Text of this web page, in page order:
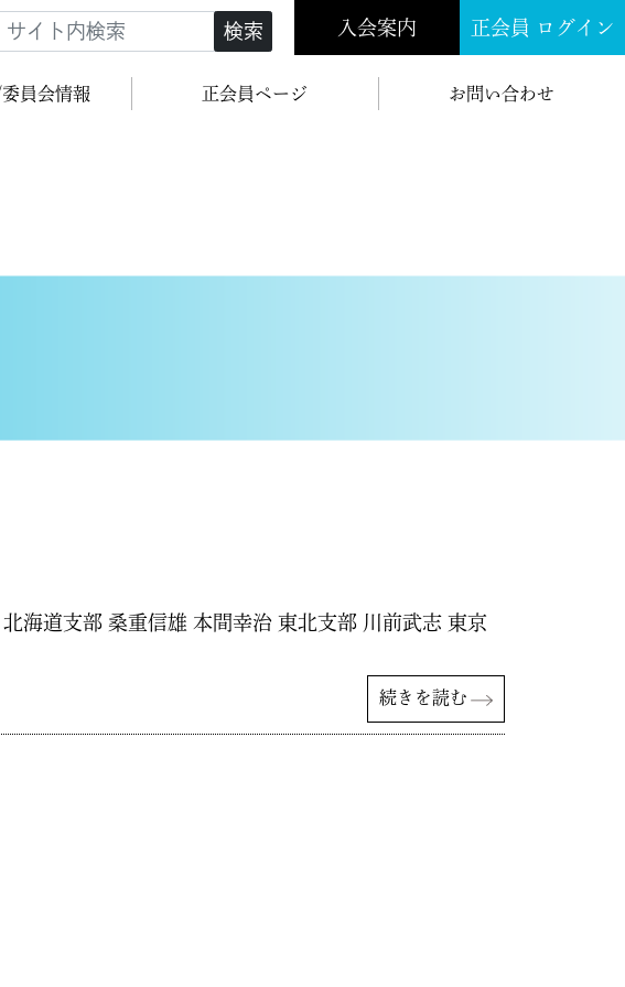
検索 入会案内 正会員 ログイン
委員会情報 正会員ページ お問い合わせ
支部 桑重信雄 本間幸治 東北支部 川前武志 東京
続きを読む